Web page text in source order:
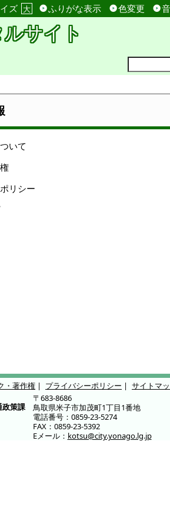
ズ 大 ふりがな表示 色変更
サイト
いて
リシー
・著作権 | プライバシーポリシー | サイトマ
政策課
〒683-8686
鳥取県米子市加茂町1丁目1番地
電話番号：0859-23-5274
FAX：0859-23-5392
Eメール： kotsu@city.yonago.lg.jp